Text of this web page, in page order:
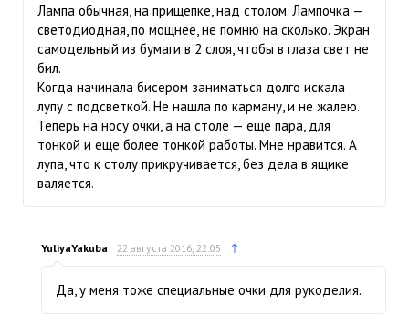
Лампа обычная, на прищепке, над столом. Лампочка —
светодиодная, по мощнее, не помню на сколько. Экран
самодельный из бумаги в 2 слоя, чтобы в глаза свет не
бил.
Когда начинала бисером заниматься долго искала
лупу с подсветкой. Не нашла по карману, и не жалею.
Теперь на носу очки, а на столе — еще пара, для
тонкой и еще более тонкой работы. Мне нравится. А
лупа, что к столу прикручивается, без дела в ящике
валяется.
YuliyaYakuba 22 августа 2016, 22:05 ↑
Да, у меня тоже специальные очки для рукоделия.